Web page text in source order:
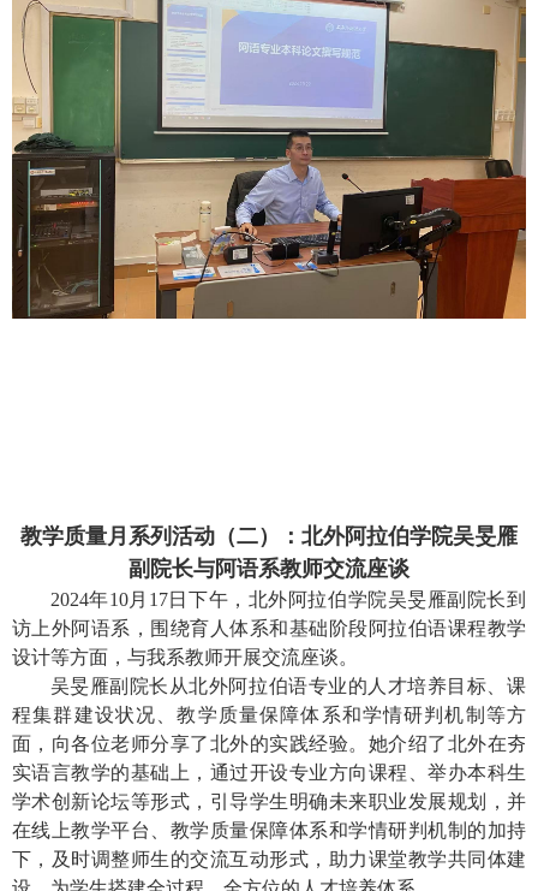
教学质量月系列活动（二）：北外阿拉伯学院吴旻雁
副院长与阿语系教师交流座谈
2024年10月 17日下午，北外阿拉伯学院吴旻雁副院长到
访上外阿语系，围绕育人体系和基础阶段阿拉伯语课程教学
设计等方面，与我系教师开展交流座谈。
吴旻雁副院长从北外阿拉伯语专业的人才培养目标、课
程集群建设状况、教学质量保障体系和学情研判机制等方
面，向各位老师分享了北外的实践经验。她介绍了北外在夯
实语言教学的基础上，通过开设专业方向课程、举办本科生
学术创新论坛等形式，引导学生明确未来职业发展规划，并
在线上教学平台、教学质量保障体系和学情研判机制的加持
下，及时调整师生的交流互动形式，助力课堂教学共同体建